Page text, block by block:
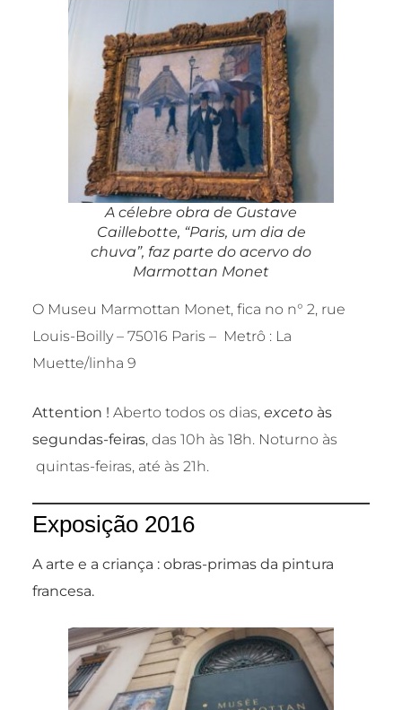
A célebre obra de Gustave
Caillebotte, “Paris, um dia de
chuva”, faz parte do acervo do
Marmottan Monet
O Museu Marmottan Monet, fica no n° 2, rue
Louis-Boilly – 75016 Paris – Metrô : La
Muette/linha 9
Attention ! Aberto todos os dias, exceto às
segundas-feiras, das 10h às 18h. Noturno às
quintas-feiras, até às 21h.
Exposição 2016
A arte e a criança : obras-primas da pintura
francesa.